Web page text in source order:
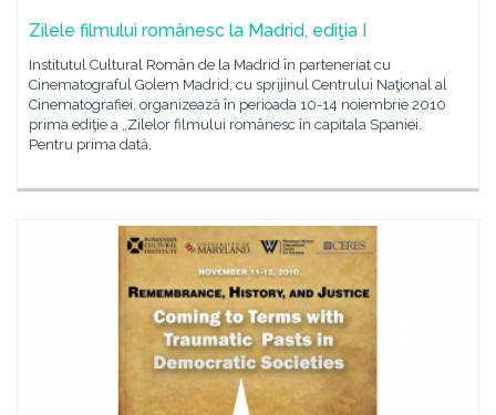
Zilele filmului românesc la Madrid, ediţia I
Institutul Cultural Român de la Madrid în parteneriat cu
Cinematograful Golem Madrid, cu sprijinul Centrului Naţional al
Cinematografiei, organizează în perioada 10-14 noiembrie 2010
prima ediţie a „Zilelor filmului românesc în capitala Spaniei.
Pentru prima dată,